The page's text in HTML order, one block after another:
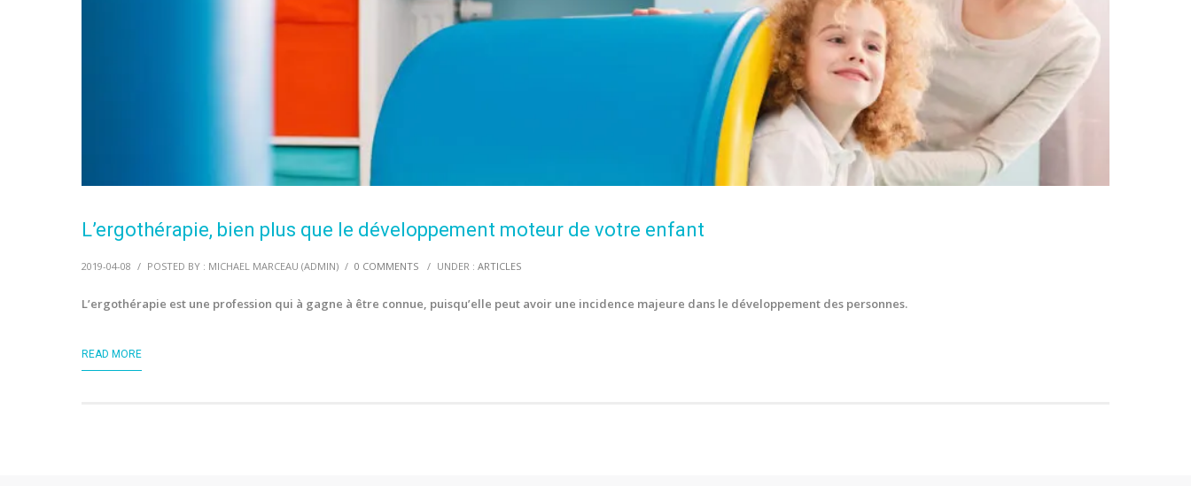
L’ergothérapie, bien plus que le développement moteur de votre enfant
2019-04-08 / POSTED BY : MICHAEL MARCEAU (ADMIN) / 0 COMMENTS / UNDER : ARTICLES
L’ergothérapie est une profession qui à gagne à être connue, puisqu’elle peut avoir une incidence majeure dans le développement des personnes.
READ MORE